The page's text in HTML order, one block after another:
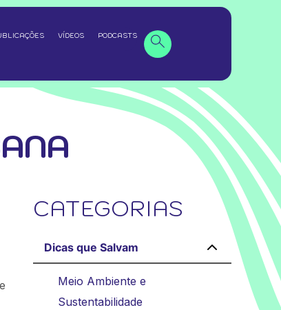
VÍDEOS PODCASTS
CATEGORIAS
Dicas que Salvam
Meio Ambiente e
Sustentabilidade